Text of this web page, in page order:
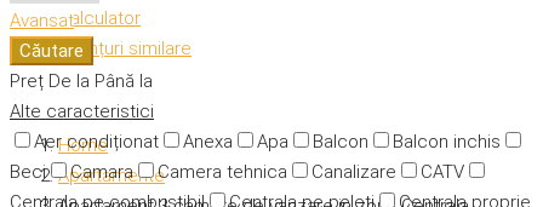
Avansat
Căutare
Preț De la Până la
Alte caracteristici
Aer condiționat
Anexa Apa Balcon
Balcon inchis
Beci
Camara Camera tehnica Canalizare
CATV
Centrala pe combustibil
Centrala pe peleti
Centrala proprie
Calculator
Anunțuri similare
Home
Apartamente